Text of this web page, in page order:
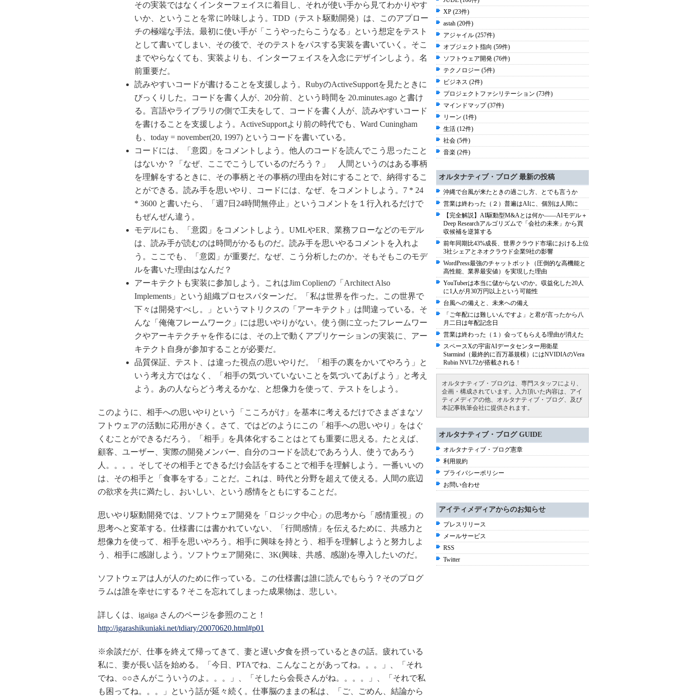
その実装ではなくインターフェイスに着目し、それが使い手から見てわかりやす
いか、ということを常に吟味しよう。TDD（テスト駆動開発）は、このアプロー
チの極端な手法。最初に使い手が「こうやったらこうなる」という想定をテスト
として書いてしまい、その後で、そのテストをパスする実装を書いていく。そこ
までやらなくても、実装よりも、インターフェイスを入念にデザインしよう。名
前重要だ。
読みやすいコードが書けることを支援しよう。RubyのActiveSupportを見たときに
びっくりした。コードを書く人が、20分前、という時間を 20.minutes.ago と書け
る。言語やライブラリの側で工夫をして、コードを書く人が、読みやすいコード
を書けることを支援しよう。ActiveSupportより前の時代でも、Ward Cuningham
も、today = november(20, 1997) というコードを書いている。
コードには、「意図」をコメントしよう。他人のコードを読んでこう思ったこと
はないか？「なぜ、ここでこうしているのだろう？」 人間というのはある事柄
を理解をするときに、その事柄とその事柄の理由を対にすることで、納得するこ
とができる。読み手を思いやり、コードには、なぜ、をコメントしよう。7 * 24
* 3600 と書いたら、「週7日24時間無停止」というコメントを１行入れるだけで
もぜんぜん違う。
モデルにも、「意図」をコメントしよう。UMLやER、業務フローなどのモデル
は、読み手が読むのは時間がかるものだ。読み手を思いやるコメントを入れよ
う。ここでも、「意図」が重要だ。なぜ、こう分析したのか。そもそもこのモデ
ルを書いた理由はなんだ？
アーキテクトも実装に参加しよう。これはJim Coplienの「Architect Also
Implements」という組織プロセスパターンだ。「私は世界を作った。この世界で
下々は開発すべし。」というマトリクスの「アーキテクト」は間違っている。そ
んな「俺俺フレームワーク」には思いやりがない。使う側に立ったフレームワー
クやアーキテクチャを作るには、その上で動くアプリケーションの実装に、アー
キテクト自身が参加することが必要だ。
品質保証、テスト、は違った視点の思いやりだ。「相手の裏をかいてやろう」と
いう考え方ではなく、「相手の気づいていないことを気づいてあげよう」と考え
よう。あの人ならどう考えるかな、と想像力を使って、テストをしよう。
このように、相手への思いやりという「こころがけ」を基本に考えるだけでさまざまなソ
フトウェアの活動に応用がきく。さて、ではどのようにこの「相手への思いやり」をはぐ
くむことができるだろう。「相手」を具体化することはとても重要に思える。たとえば、
顧客、ユーザー、実際の開発メンバー、自分のコードを読むであろう人、使うであろう
人。。。。そしてその相手とできるだけ会話をすることで相手を理解しよう。一番いいの
は、その相手と「食事をする」ことだ。これは、時代と分野を超えて使える。人間の底辺
の欲求を共に満たし、おいしい、という感情をともにすることだ。
思いやり駆動開発では、ソフトウェア開発を「ロジック中心」の思考から「感情重視」の
思考へと変革する。仕様書には書かれていない、「行間感情」を伝えるために、共感力と
想像力を使って、相手を思いやろう。相手に興味を持とう、相手を理解しようと努力しよ
う、相手に感謝しよう。ソフトウェア開発に、3K(興味、共感、感謝)を導入したいのだ。
ソフトウェアは人が人のために作っている。この仕様書は誰に読んでもらう？そのプログ
ラムは誰を幸せにする？そこを忘れてしまった成果物は、悲しい。
詳しくは、igaiga さんのページを参照のこと！
http://igarashikuniaki.net/tdiary/20070620.html#p01
※余談だが、仕事を終えて帰ってきて、妻と遅い夕食を摂っているときの話。疲れている
私に、妻が長い話を始める。「今日、PTAでね、こんなことがあってね。。。」、「それ
でね、○○さんがこういうのよ。。。」、「そしたら会長さんがね。。。。」、「それで私
も困ってね。。。」という話が延々続く。仕事脳のままの私は、「ご、ごめん、結論から
XP (23件)
astah (20件)
アジャイル (257件)
オブジェクト指向 (59件)
ソフトウェア開発 (76件)
テクノロジー (5件)
ビジネス (2件)
プロジェクトファシリテーション (73件)
マインドマップ (37件)
リーン (1件)
生活 (12件)
社会 (5件)
音楽 (2件)
オルタナティブ・ブログ 最新の投稿
沖縄で台風が来たときの過ごし方、とでも言うか
営業は終わった（２）普遍はAIに、個別は人間に
【完全解説】AI駆動型M&Aとは何か――AIモデル＋
Deep Researchアルゴリズムで「会社の未来」から買
収候補を逆算する
前年同期比43%成長、世界クラウド市場における上位
3社シェアとネオクラウド企業9社の影響
WordPress最強のチャットボット（圧倒的な高機能と
高性能、業界最安値）を実現した理由
YouTuberは本当に儲からないのか。収益化した20人
に1人が月30万円以上という可能性
台風への備えと、未来への備え
「ご年配には難しいんですよ」と君が言ったから八
月二日は年配記念日
営業は終わった（１）会ってもらえる理由が消えた
スペースXの宇宙AIデータセンター用衛星
Starmind（最終的に百万基規模）にはNVIDIAのVera
Rubin NVL72が搭載される！
オルタナティブ・ブログは、専門スタッフにより、
企画・構成されています。入力頂いた内容は、アイ
ティメディアの他、オルタナティブ・ブログ、及び
本記事執筆会社に提供されます。
オルタナティブ・ブログ GUIDE
オルタナティブ・ブログ憲章
利用規約
プライバシーポリシー
お問い合わせ
アイティメディアからのお知らせ
プレスリリース
メールサービス
RSS
Twitter